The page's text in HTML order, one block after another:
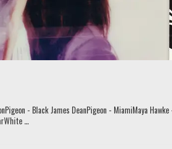
- Black James DeanPigeon - MiamiMaya Hawke -
...